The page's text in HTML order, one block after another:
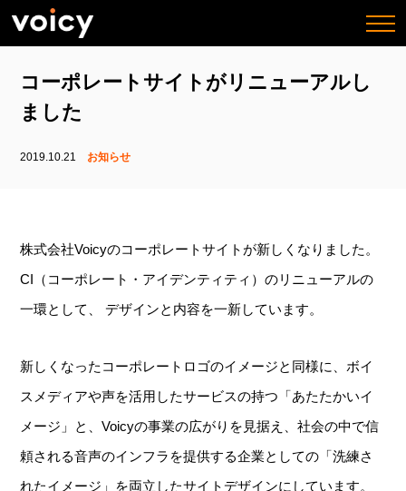
コーポレートサイトがリニューアルし
ました
2019.10.21 お知らせ
株式会社Voicyのコーポレートサイトが新しくなりました。
CI（コーポレート・アイデンティティ）のリニューアルの
一環として、 デザインと内容を一新しています。
新しくなったコーポレートロゴのイメージと同様に、ボイ
スメディアや声を活用したサービスの持つ「あたたかいイ
メージ」と、Voicyの事業の広がりを見据え、社会の中で信
頼される音声のインフラを提供する企業としての「洗練さ
れたイメージ」を両立したサイトデザインにしています。